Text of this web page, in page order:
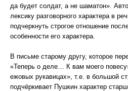
да будет солдат, а не шаматон».
лексику разговорного характера в
подчеркнуть строгое отношение
особенности его характера.
В письме старому другу, которое
«Теперь о деле… К вам моего
ежовых рукавицах», т.е. в большой
подчёркивает Пушкин характер